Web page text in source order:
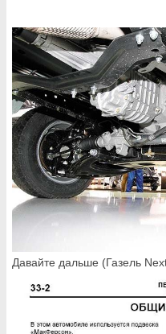
Давайте дальше (Газель